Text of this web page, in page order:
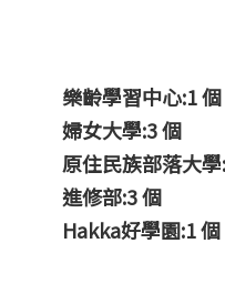
樂齡學習中心:1 個
婦女大學:3 個
原住民族部落大
進修部:3 個
Hakka好學園:1 個